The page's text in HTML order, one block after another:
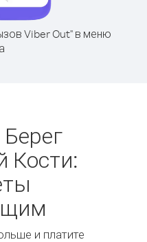
Viber Out" в меню
Кости:
и платите